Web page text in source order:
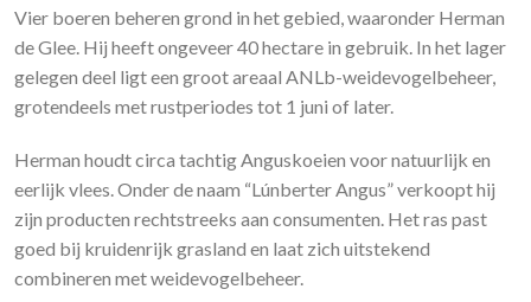
Vier boeren beheren grond in het gebied, waaronder Herman
de Glee. Hij heeft ongeveer 40 hectare in gebruik. In het lager
gelegen deel ligt een groot areaal ANLb-weidevogelbeheer,
grotendeels met rustperiodes tot 1 juni of later.
Herman houdt circa tachtig Anguskoeien voor natuurlijk en
eerlijk vlees. Onder de naam “Lúnberter Angus” verkoopt hij
zijn producten rechtstreeks aan consumenten. Het ras past
goed bij kruidenrijk grasland en laat zich uitstekend
combineren met weidevogelbeheer.